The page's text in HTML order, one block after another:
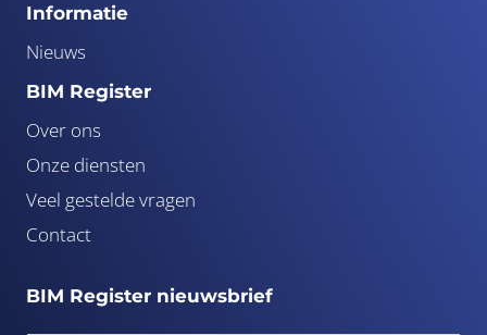
Informatie
Nieuws
BIM Register
Over ons
Onze diensten
Veel gestelde vragen
Contact
BIM Register nieuwsbrief